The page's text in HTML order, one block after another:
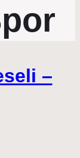
–